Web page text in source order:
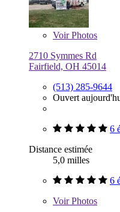
VoirPhotos
2710 Symmes Rd
Fairfield, OH 45014
(513) 285-9644
Ouvert
6
Distance estimée
5,0 milles
6
VoirPhotos